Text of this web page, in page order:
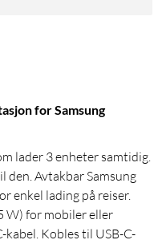
for Samsung
lader 3 enheter samtidig.
Avtakbar Samsung
enkel lading på reiser.
W) for mobiler eller
kabel. Kobles til USB-C-